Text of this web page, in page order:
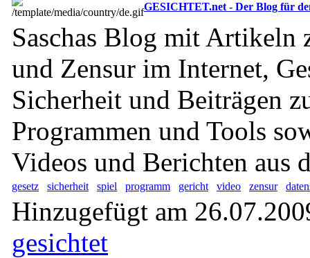
GESICHTET.net - Der Blog für
Saschas Blog mit Artikeln
und Zensur im Internet,
Sicherheit und Beiträgen
Programmen und Tools
Videos und Berichten aus
gesetz sicherheit spiel programm gericht video zensur
Hinzugefügt am
gesichtet